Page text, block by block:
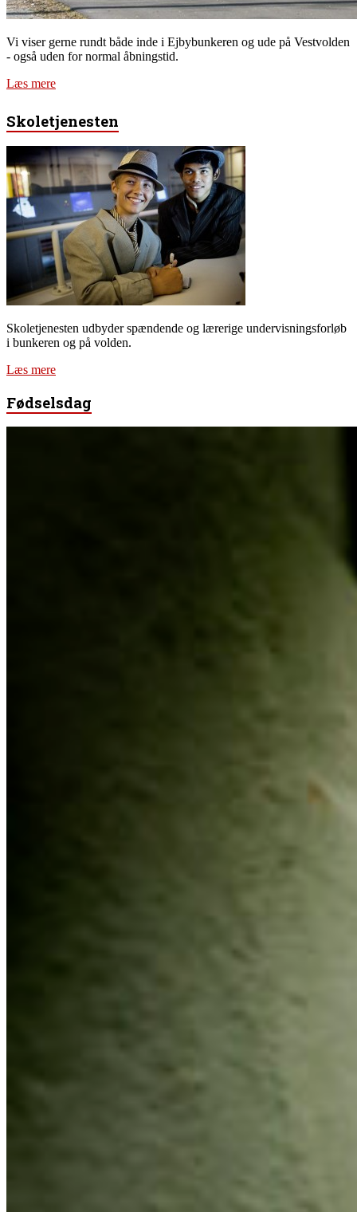
Vi viser gerne rundt både inde i Ejbybunkeren og ude på Vestvolden
- også uden for normal åbningstid.
Læs mere
Skoletjenesten
Skoletjenesten udbyder spændende og lærerige undervisningsforløb
i bunkeren og på volden.
Læs mere
Fødselsdag